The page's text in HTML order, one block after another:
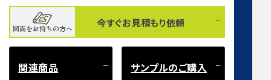
図面をお持ちの方へ 今すぐお見積もり依頼
関連商品 サンプルのご購入
お問い合わせフォーム